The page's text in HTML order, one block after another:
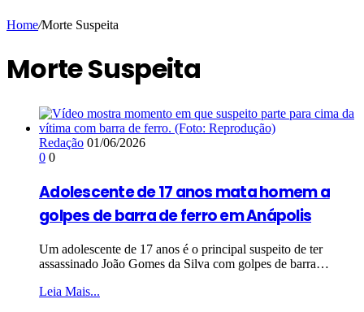
Home/Morte Suspeita
Morte Suspeita
Redação 01/06/2026
0 0
Adolescente de 17 anos mata homem a
golpes de barra de ferro em Anápolis
Um adolescente de 17 anos é o principal suspeito de ter
assassinado João Gomes da Silva com golpes de barra…
Leia Mais...